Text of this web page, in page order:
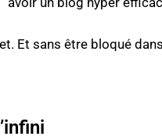
Et sans être bloqué